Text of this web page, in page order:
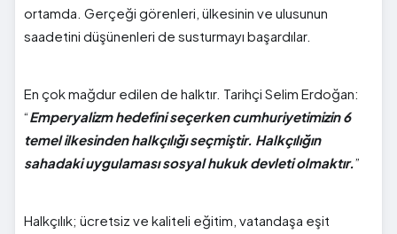
ortamda. Gerçeği görenleri, ülkesinin ve ulusunun
saadetini düşünenleri de susturmayı başardılar.
En çok mağdur edilen de halktır. Tarihçi Selim Erdoğan:
“Emperyalizm hedefini seçerken cumhuriyetimizin 6
temel ilkesinden halkçılığı seçmiştir. Halkçılığın
sahadaki uygulaması sosyal hukuk devleti olmaktır.”
Halkçılık; ücretsiz ve kaliteli eğitim, vatandaşa eşit